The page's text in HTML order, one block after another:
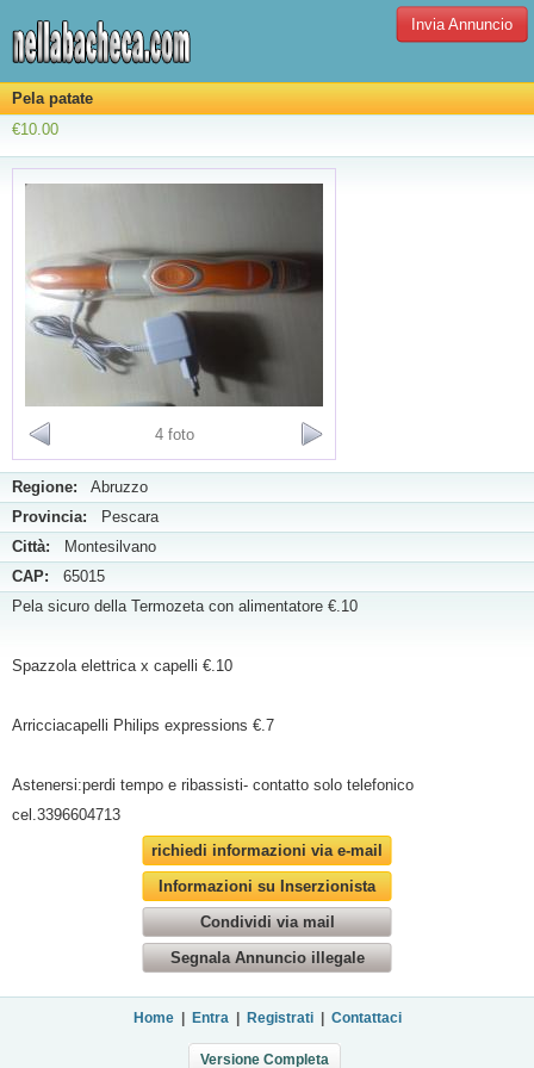
Invia Annuncio
Pela patate
€10.00
4 foto
Regione: Abruzzo
Provincia: Pescara
Città: Montesilvano
CAP: 65015
Pela sicuro della Termozeta con alimentatore €.10
Spazzola elettrica x capelli €.10
Arricciacapelli Philips expressions €.7
Astenersi:perdi tempo e ribassisti- contatto solo telefonico
cel.3396604713
richiedi informazioni via e-mail
Informazioni su Inserzionista
Condividi via mail
Segnala Annuncio illegale
Home| Entra Registrati| Contattaci
Versione Completa